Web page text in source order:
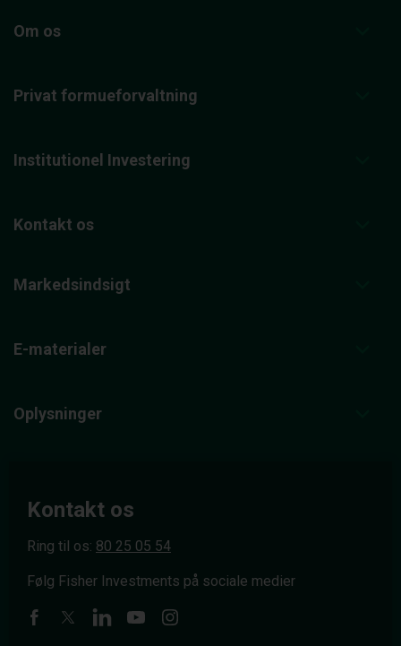
Om os
Privat formueforvaltning
Institutionel Investering
Kontakt os
Markedsindsigt
E-materialer
Oplysninger
Kontakt os
Ring til os: 80 25 05 54
Følg Fisher Investments på sociale medier